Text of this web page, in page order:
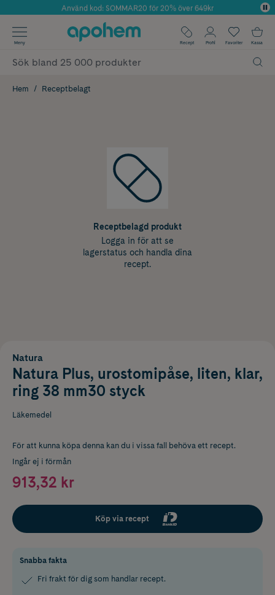
Årets Butik 2025 inom Skönhet
Använd kod: SOMMAR20 för 20% över 649kr
✓ Fri frakt
✓ Poäng på alla köp*
Meny Recept Profil Favoriter Kassa
Hem Receptbelagt
Receptbelagd produkt
Logga in för att se
lagerstatus och handla dina
recept.
Natura
Natura Plus, urostomipåse, liten, klar,
ring 38 mm30 styck
Läkemedel
För att kunna köpa denna kan du i vissa fall behöva ett recept.
Ingår ej i förmån
913,32 kr
Köp via recept
Snabba fakta
Fri frakt för dig som handlar recept.